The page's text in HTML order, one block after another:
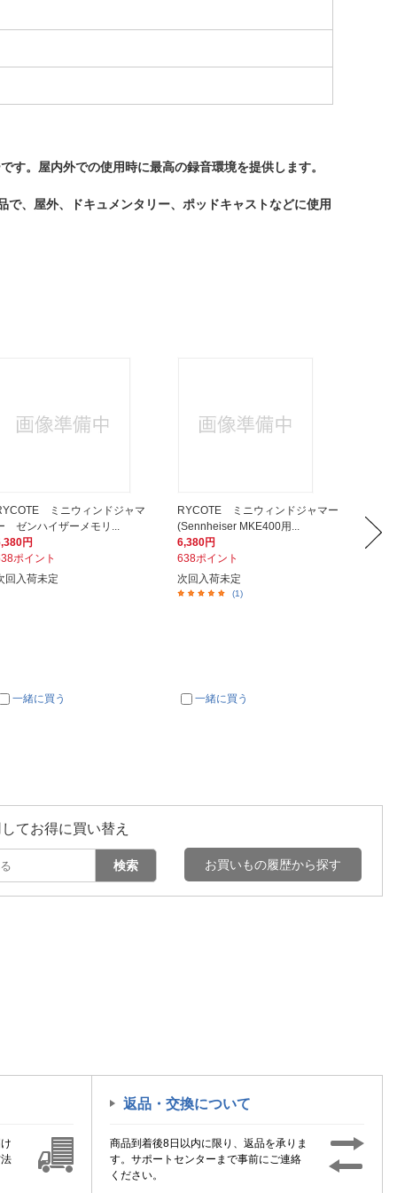
。屋内外での使用時に最高の録音環境を提供します。
、屋外、ドキュメンタリー、ポッドキャストなどに使用
ミニウィンドジャマ
ゼンハイザーメモリ...
円
ポイント
回入荷未定
一緒に買う
RYCOTE ミニウィンドジャマー
(Sennheiser MKE400用...
6,380円
638ポイント
次回入荷未定
(1)
一緒に買う
(Rode
6,380円
てお得に買い替え
検索 お買いもの履歴から探す
返品・交換について
商品到着後8日以内に限り、返品を承りま
す。サポートセンターまで事前にご連絡
ください。